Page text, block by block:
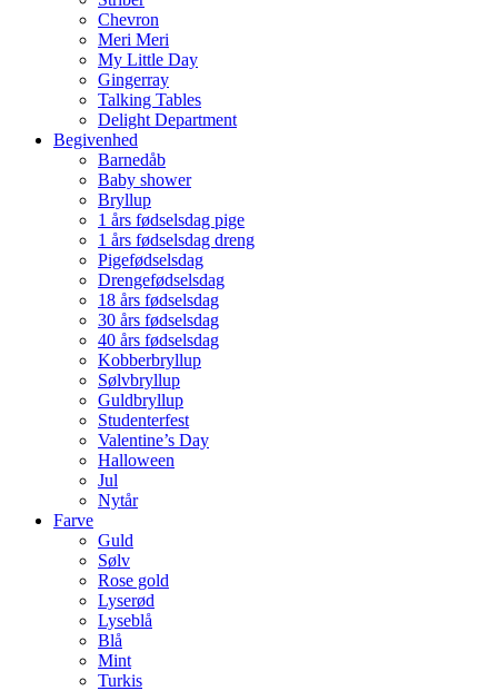
Chevron
Meri Meri
My Little Day
Gingerray
Talking Tables
Delight Department
Begivenhed
Barnedåb
Baby shower
Bryllup
1 års fødselsdag pige
1 års fødselsdag dreng
Pigefødselsdag
Drengefødselsdag
18 års fødselsdag
30 års fødselsdag
40 års fødselsdag
Kobberbryllup
Sølvbryllup
Guldbryllup
Studenterfest
Valentine’s Day
Halloween
Jul
Nytår
Farve
Guld
Sølv
Rose gold
Lyserød
Lyseblå
Blå
Mint
Turkis